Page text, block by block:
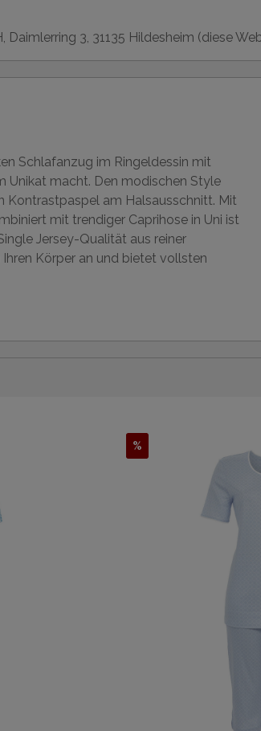
3, 31135 Hildesheim (diese
Schlafanzug im Ringeldessin mit
Unikat macht. Den modischen Style
Kontrastpaspel am Halsausschnitt. Mit
mit trendiger Caprihose in Uni ist
Jersey-Qualität aus reiner
Körper an und bietet vollsten
%